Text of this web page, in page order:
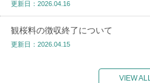
更新日：2026.04.16
観桜料の徴収終了について
更新日：2026.04.15
VIEW ALL